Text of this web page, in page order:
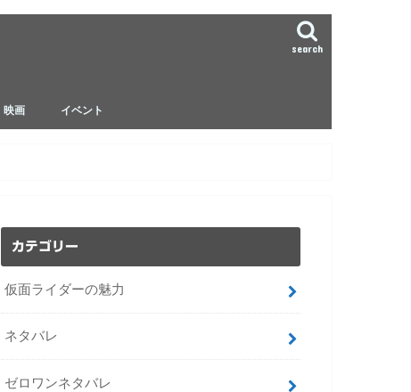
search
映画 イベント
カテゴリー
仮面ライダーの魅力
ネタバレ
ゼロワンネタバレ